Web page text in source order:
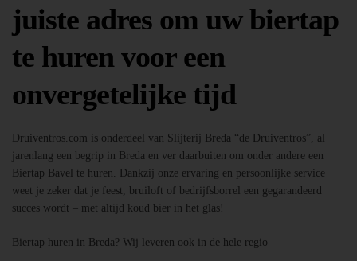
juiste adres om uw biertap
te huren voor een
onvergetelijke tijd
Druiventros.com is onderdeel van Slijterij Breda “de Druiventros”, al
jarenlang een begrip in Breda en ver daarbuiten om onder andere een
Biertap Bavel te huren. Dankzij onze ervaring en persoonlijke service
weet je zeker dat je feest, bruiloft of bedrijfsborrel een gegarandeerd
succes wordt – met altijd koud bier in het glas!
Biertap huren in Breda? Wij leveren ook in de hele regio